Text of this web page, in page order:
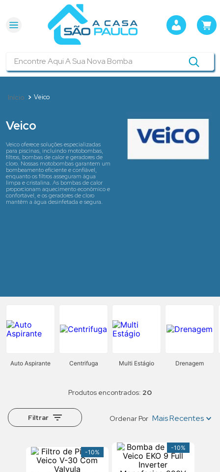
Veico
Veico
Veico oferece soluções especializadas
para piscinas, incluindo motobombas,
filtros, bombas de calor e geradores de
cloro. Nossas motobombas garantem um
bombeamento eficiente e confiável,
enquanto os filtros asseguram água
limpa e cristalina. As bombas de calor
proporcionam aquecimento econômico e
confortável, e os geradores de cloro
mantêm a água desinfetada e segura.
Auto Aspirante Centrifuga Multi Estágio Drenagem
20
Filtrar Ordenar Por Mais Recentes
-10%
-10%